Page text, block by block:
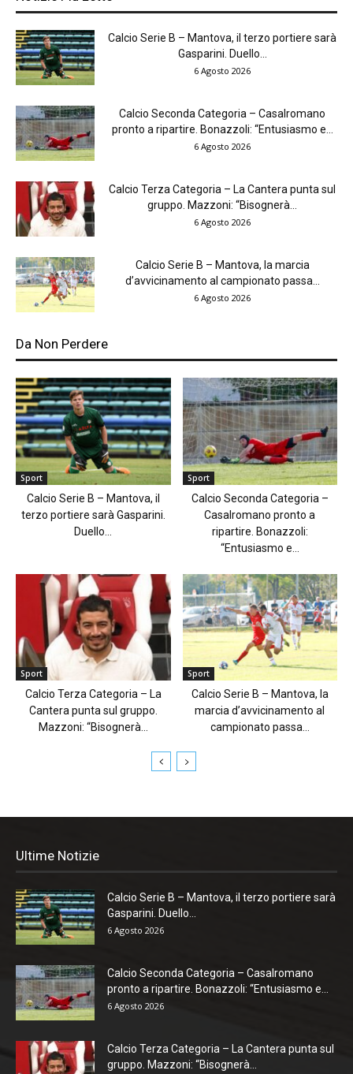
Calcio Serie B – Mantova, il terzo portiere sarà
Gasparini. Duello...
6 Agosto 2026
Calcio Seconda Categoria – Casalromano
pronto a ripartire. Bonazzoli: “Entusiasmo e...
6 Agosto 2026
Calcio Terza Categoria – La Cantera punta sul
gruppo. Mazzoni: “Bisognerà...
6 Agosto 2026
Calcio Serie B – Mantova, la marcia
d’avvicinamento al campionato passa...
6 Agosto 2026
Da Non Perdere
Sport
Calcio Serie B – Mantova, il
terzo portiere sarà Gasparini.
Duello...
Sport
Calcio Seconda Categoria –
Casalromano pronto a
ripartire. Bonazzoli:
“Entusiasmo e...
Sport
Calcio Terza Categoria – La
Cantera punta sul gruppo.
Mazzoni: “Bisognerà...
Sport
Calcio Serie B – Mantova, la
marcia d’avvicinamento al
campionato passa...
Ultime Notizie
Calcio Serie B – Mantova, il terzo portiere sarà
Gasparini. Duello...
6 Agosto 2026
Calcio Seconda Categoria – Casalromano
pronto a ripartire. Bonazzoli: “Entusiasmo e...
6 Agosto 2026
Calcio Terza Categoria – La Cantera punta sul
gruppo. Mazzoni: “Bisognerà...